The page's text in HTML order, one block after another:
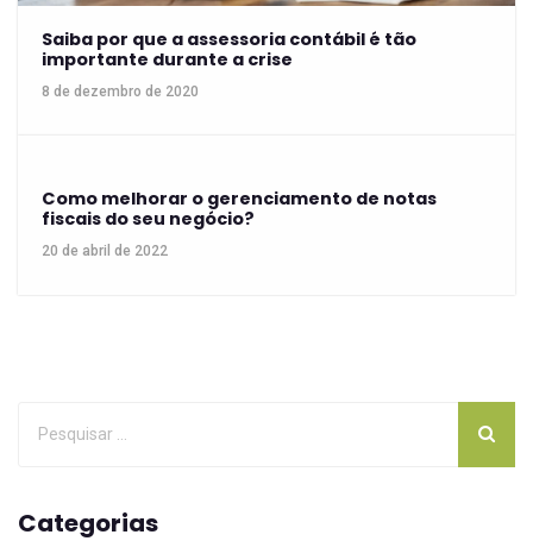
Saiba por que a assessoria contábil é tão
importante durante a crise
8 de dezembro de 2020
Como melhorar o gerenciamento de notas
fiscais do seu negócio?
20 de abril de 2022
Categorias